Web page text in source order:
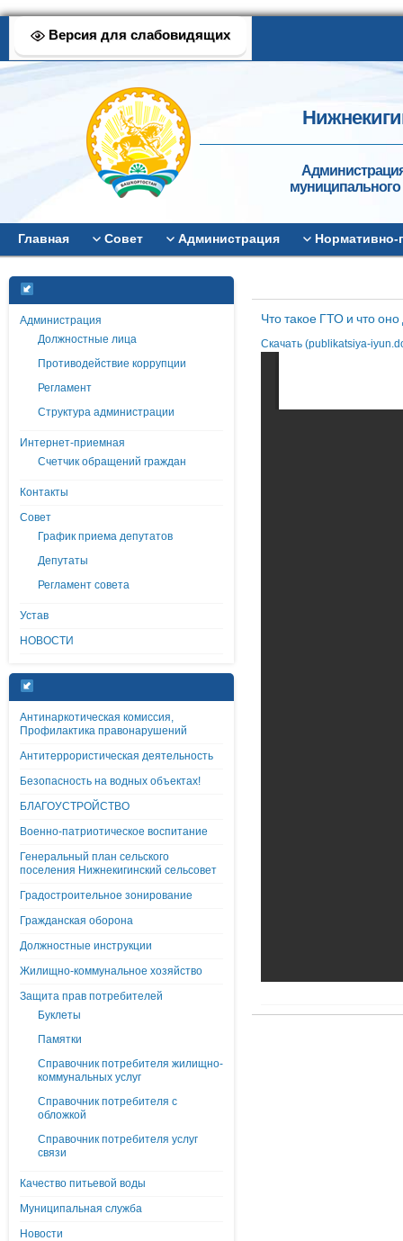
Версия для слабовидящих
муниципального
Главная Совет Администрация
Администрация
Должностные лица
Противодействие коррупции
Регламент
Структура администрации
Интернет-приемная
Счетчик обращений граждан
Контакты
Совет
График приема депутатов
Депутаты
Регламент совета
Устав
НОВОСТИ
Антинаркотическая комиссия,
Профилактика правонарушений
Антитеррористическая деятельность
Безопасность на водных объектах!
БЛАГОУСТРОЙСТВО
Военно-патриотическое воспитание
Генеральный план сельского
поселения Нижнекигинский сельсовет
Градостроительное зонирование
Гражданская оборона
Должностные инструкции
Жилищно-коммунальное хозяйство
Защита прав потребителей
Буклеты
Памятки
Справочник потребителя жилищно-
коммунальных услуг
Справочник потребителя с
обложкой
Справочник потребителя услуг
связи
Качество питьевой воды
Муниципальная служба
Новости
Что такое ГТО и что оно
Скачать (publikatsiya-